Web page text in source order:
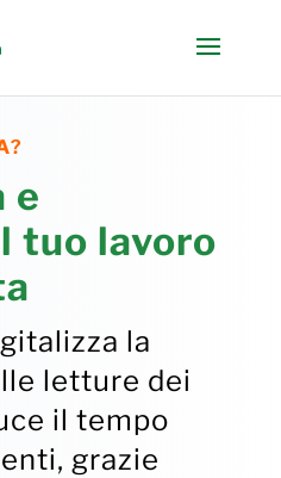
e
tuo lavoro
la
letture dei
il tempo
grazie